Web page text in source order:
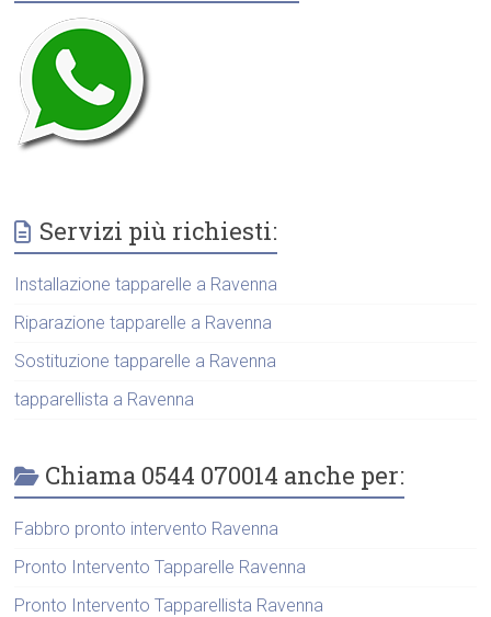
Servizi più richiesti:
Installazione tapparelle a Ravenna
Riparazione tapparelle a Ravenna
Sostituzione tapparelle a Ravenna
tapparellista a Ravenna
Chiama 0544 070014 anche per:
Fabbro pronto intervento Ravenna
Pronto Intervento Tapparelle Ravenna
Pronto Intervento Tapparellista Ravenna